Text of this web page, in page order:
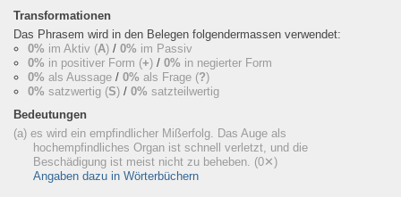
Transformationen
Das Phrasem wird in den Belegen folgendermassen verwendet:
0% im Aktiv (A) / 0% im Passiv
0% in positiver Form (+) / 0% in negierter Form
0% als Aussage / 0% als Frage (?)
0% satzwertig (S) / 0% satzteilwertig
Bedeutungen
(a) es wird ein empfindlicher Mißerfolg. Das Auge als
hochempfindliches Organ ist schnell verletzt, und die
Beschädigung ist meist nicht zu beheben. (0✕)
Angaben dazu in Wörterbüchern